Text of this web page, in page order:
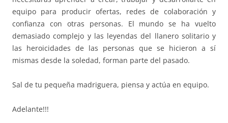
equipo para producir ofertas, redes de colaboración y
confianza con otras personas. El mundo se ha vuelto
demasiado complejo y las leyendas del llanero solitario y
las heroicidades de las personas que se hicieron a sí
mismas desde la soledad, forman parte del pasado.
Sal de tu pequeña madriguera, piensa y actúa en equipo.
Adelante!!!